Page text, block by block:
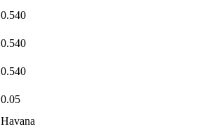
0.540
0.540
0.540
0.05
Havana